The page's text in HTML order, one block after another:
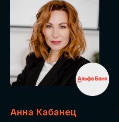
Анна Кабанец
СТОИМОСТЬ
УЧАСТИЯ